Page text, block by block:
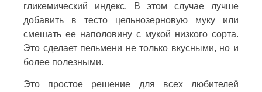
гликемический индекс. В этом случае лучше
добавить в тесто цельнозерновую муку или
смешать ее наполовину с мукой низкого сорта.
Это сделает пельмени не только вкусными, но и
более полезными.
Это простое решение для всех любителей